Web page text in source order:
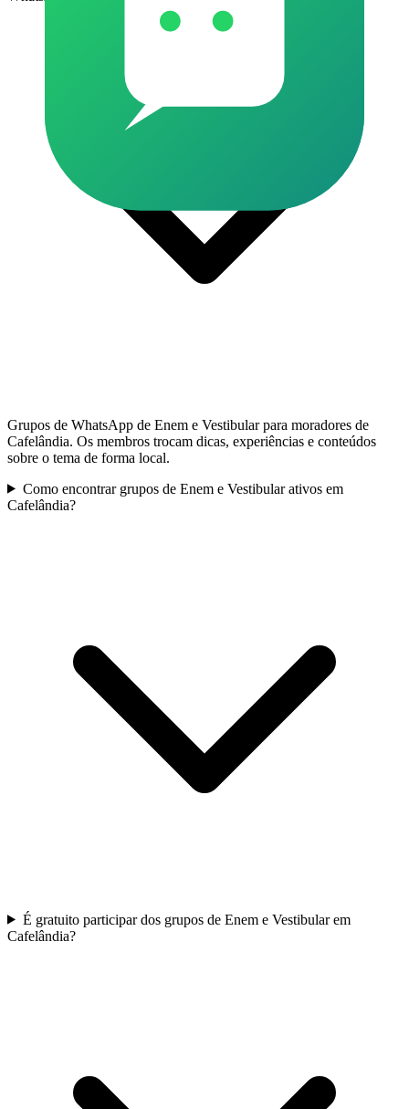
Grupos de WhatsApp de Enem e Vestibular para moradores de
Cafelândia. Os membros trocam dicas, experiências e conteúdos
sobre o tema de forma local.
Como encontrar grupos de Enem e Vestibular ativos em
Cafelândia?
É gratuito participar dos grupos de Enem e Vestibular em
Cafelândia?